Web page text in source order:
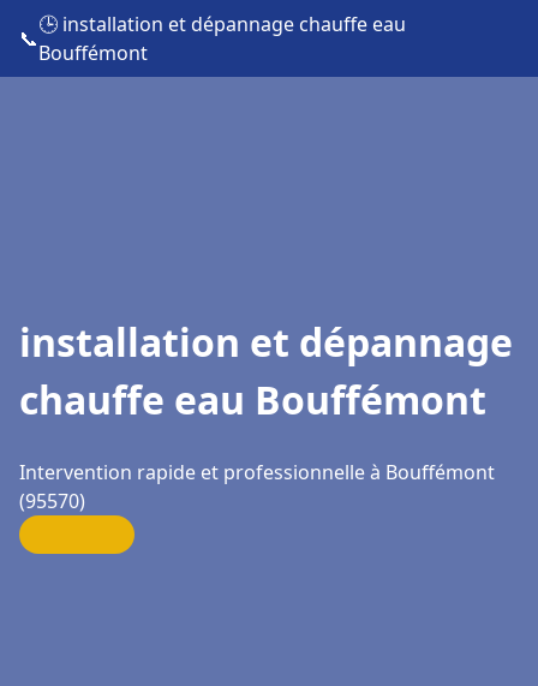
📞
🕒 installation et dépannage chauffe eau
Bouffémont
installation et dépannage
chauffe eau Bouffémont
Intervention rapide et professionnelle à Bouffémont
(95570)